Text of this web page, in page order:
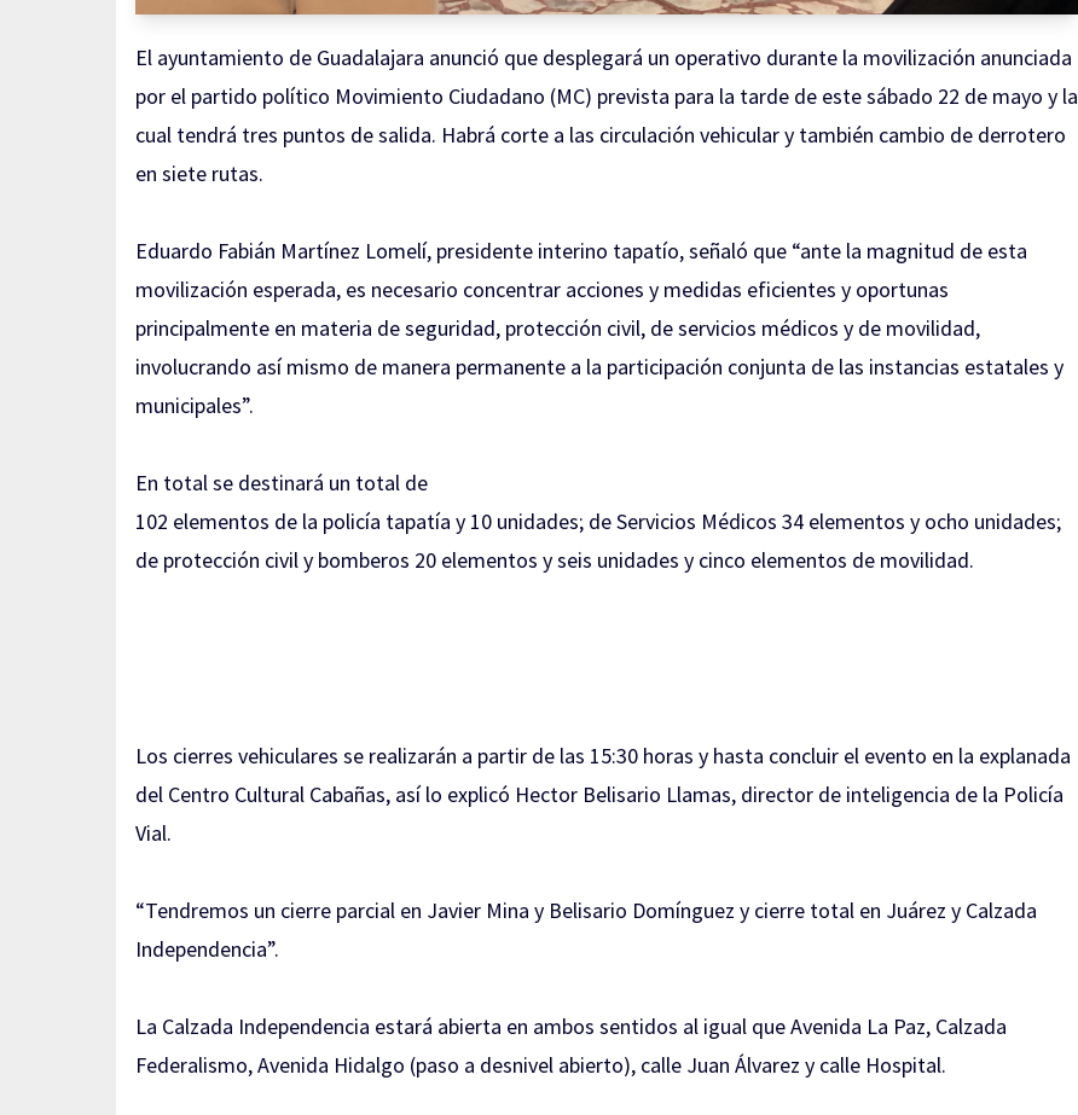
El ayuntamiento de Guadalajara anunció que desplegará un operativo durante la movilización anunciada
por el partido político Movimiento Ciudadano (MC) prevista para la tarde de este sábado 22 de mayo y la
cual tendrá tres puntos de salida. Habrá corte a las circulación vehicular y también cambio de derrotero
en siete rutas.
Eduardo Fabián Martínez Lomelí, presidente interino tapatío, señaló que “ante la magnitud de esta
movilización esperada, es necesario concentrar acciones y medidas eficientes y oportunas
principalmente en materia de seguridad, protección civil, de servicios médicos y de movilidad,
involucrando así mismo de manera permanente a la participación conjunta de las instancias estatales y
municipales”.
En total se destinará un total de
102 elementos de la policía tapatía y 10 unidades; de Servicios Médicos 34 elementos y ocho unidades;
de protección civil y bomberos 20 elementos y seis unidades y cinco elementos de movilidad.
Los cierres vehiculares se realizarán a partir de las 15:30 horas y hasta concluir el evento en la explanada
del Centro Cultural Cabañas, así lo explicó Hector Belisario Llamas, director de inteligencia de la Policía
Vial.
“Tendremos un cierre parcial en Javier Mina y Belisario Domínguez y cierre total en Juárez y Calzada
Independencia”.
La Calzada Independencia estará abierta en ambos sentidos al igual que Avenida La Paz, Calzada
Federalismo, Avenida Hidalgo (paso a desnivel abierto), calle Juan Álvarez y calle Hospital.